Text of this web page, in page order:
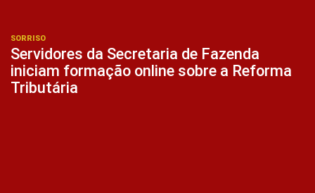
SORRISO
Servidores da Secretaria de Fazenda
iniciam formação online sobre a Reforma
Tributária